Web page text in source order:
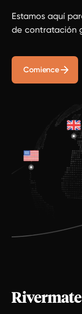
Estamos aquí
de contratación
Comience